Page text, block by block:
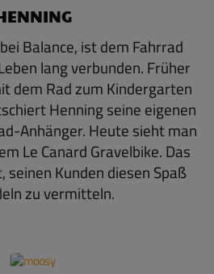
Balance, ist dem Fahrrad
lang verbunden. Früher
dem Rad zum Kindergarten
Henning seine eigenen
Anhänger. Heute sieht man
Le Canard Gravelbike. Das
seinen Kunden diesen Spaß
zu vermitteln.